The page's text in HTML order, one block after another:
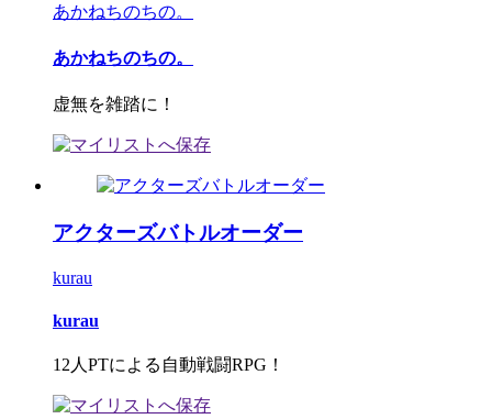
あかねちのちの。
あかねちのちの。
虚無を雑踏に！
アクターズバトルオーダー
kurau
kurau
12人PTによる自動戦闘RPG！